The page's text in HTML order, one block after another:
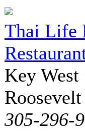
Thai Life
Key West
305-296-